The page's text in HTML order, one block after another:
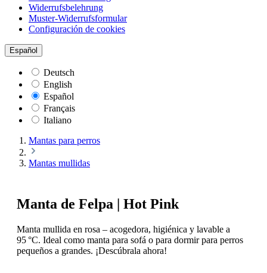
Widerrufsbelehrung
Muster-Widerrufsformular
Configuración de cookies
Español
Deutsch
English
Español
Français
Italiano
Mantas para perros
Mantas mullidas
Manta de Felpa | Hot Pink
Manta mullida en rosa – acogedora, higiénica y lavable a
95 °C. Ideal como manta para sofá o para dormir para perros
pequeños a grandes. ¡Descúbrala ahora!